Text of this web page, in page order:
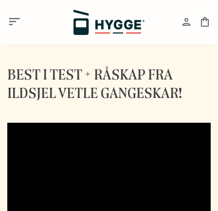
BEST I TEST + RÅSKAP FRA
ILDSJEL VETLE GANGESKAR!